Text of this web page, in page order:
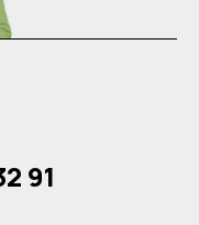
91